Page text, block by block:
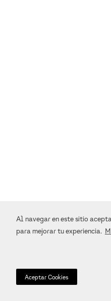
Al navegar en este sitio
para mejorar tu experiencia.
Aceptar Cookies